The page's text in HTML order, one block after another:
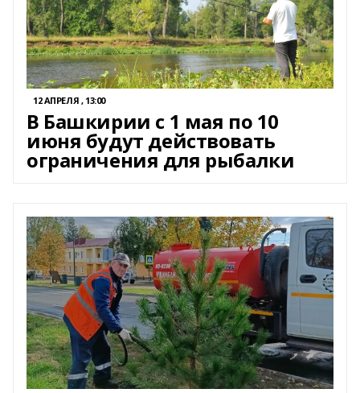
12 АПРЕЛЯ , 13:00
В Башкирии с 1 мая по 10
июня будут действовать
ограничения для рыбалки